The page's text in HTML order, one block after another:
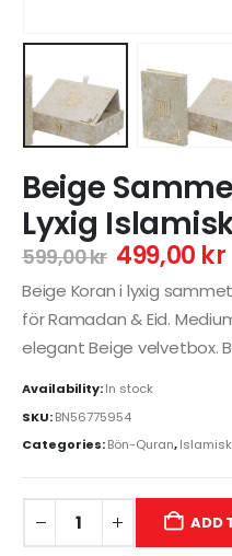
Beige
Lyxig
599,00kr 499,00 kr
Beige Koran i lyxig
för Ramadan & Eid.
elegant Beige velvetbox.
Availability:In stock
SKU:BN56775954
Categories:Bön-Quran,
ADD